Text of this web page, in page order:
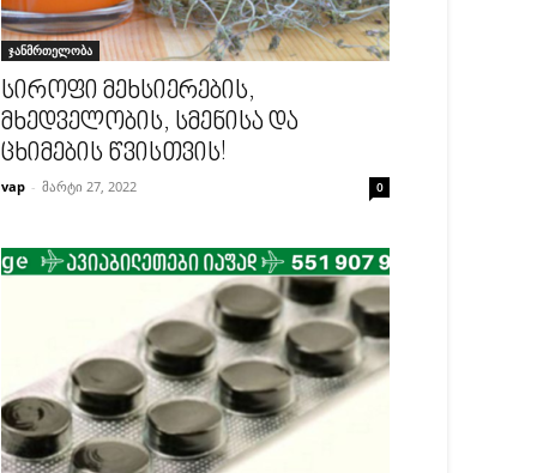
ჯანმრთელობა
სიროფი მეხსიერების,
მხედველობის, სმენისა და
ცხიმების წვისთვის!
vap - მარტი 27, 2022 0